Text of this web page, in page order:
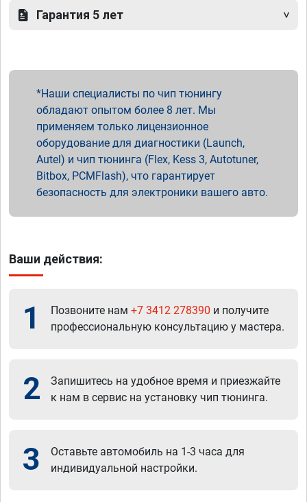
Гарантия 5 лет
Наши специалисты по чип тюнингу
обладают опытом более 8 лет. Мы
применяем только лицензионное
оборудование для диагностики (Launch,
Autel) и чип тюнинга (Flex, Kess 3, Autotuner,
Bitbox, PCMFlash), что гарантирует
безопасность для электроники вашего авто.
Ваши действия:
1 Позвоните нам +7 3412 278390 и получите
профессиональную консультацию у мастера.
2
Запишитесь на удобное время и приезжайте
к нам в сервис на установку чип тюнинга.
3
Оставьте автомобиль на 1-3 часа для
индивидуальной настройки.